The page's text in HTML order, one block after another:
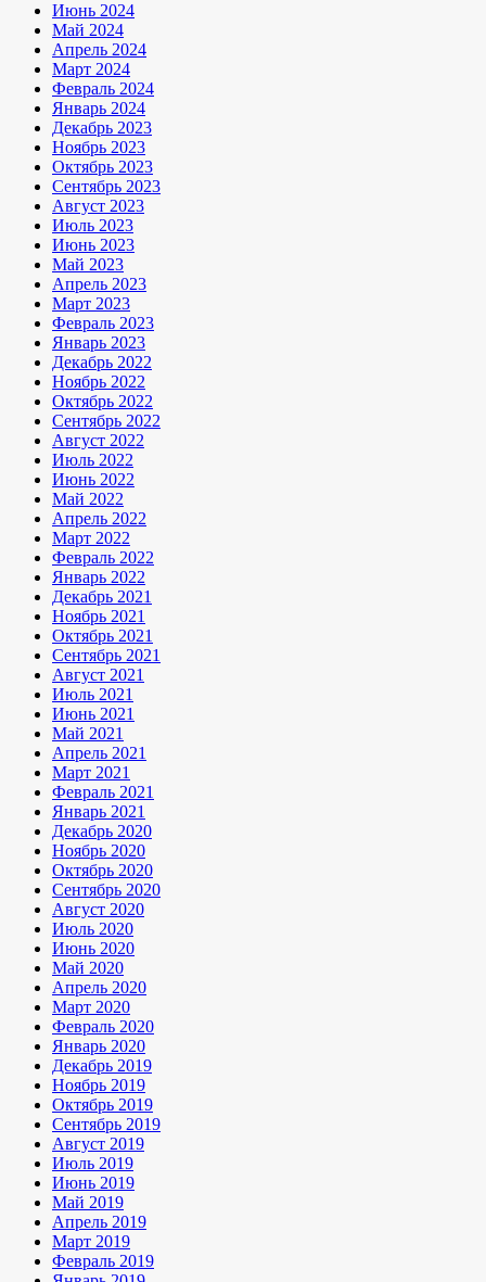
Июнь 2024
Май 2024
Апрель 2024
Март 2024
Февраль 2024
Январь 2024
Декабрь 2023
Ноябрь 2023
Октябрь 2023
Сентябрь 2023
Август 2023
Июль 2023
Июнь 2023
Май 2023
Апрель 2023
Март 2023
Февраль 2023
Январь 2023
Декабрь 2022
Ноябрь 2022
Октябрь 2022
Сентябрь 2022
Август 2022
Июль 2022
Июнь 2022
Май 2022
Апрель 2022
Март 2022
Февраль 2022
Январь 2022
Декабрь 2021
Ноябрь 2021
Октябрь 2021
Сентябрь 2021
Август 2021
Июль 2021
Июнь 2021
Май 2021
Апрель 2021
Март 2021
Февраль 2021
Январь 2021
Декабрь 2020
Ноябрь 2020
Октябрь 2020
Сентябрь 2020
Август 2020
Июль 2020
Июнь 2020
Май 2020
Апрель 2020
Март 2020
Февраль 2020
Январь 2020
Декабрь 2019
Ноябрь 2019
Октябрь 2019
Сентябрь 2019
Август 2019
Июль 2019
Июнь 2019
Май 2019
Апрель 2019
Март 2019
Февраль 2019